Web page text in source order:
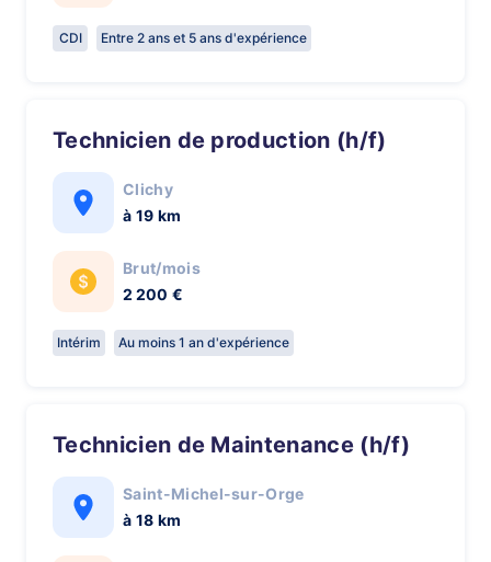
CDI Entre 2 ans et 5 ans d'expérience
Technicien de production (h/f)
Clichy
à 19 km
Brut/mois
2 200 €
Intérim Au moins 1 an d'expérience
Technicien de Maintenance (h/f)
Saint-Michel-sur-Orge
à 18 km